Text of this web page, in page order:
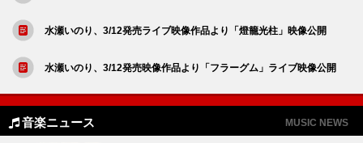
水瀬いのり、3/12発売ライブ映像作品より「燈籠光柱」映像公開
水瀬いのり、3/12発売映像作品より「フラーグム」ライブ映像公開
音楽ニュース MUSIC NEWS